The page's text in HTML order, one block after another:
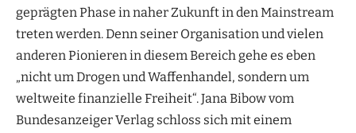
geprägten Phase in naher Zukunft in den Mainstream
treten werden. Denn seiner Organisation und vielen
anderen Pionieren in diesem Bereich gehe es eben
„nicht um Drogen und Waffenhandel, sondern um
weltweite finanzielle Freiheit“. Jana Bibow vom
Bundesanzeiger Verlag schloss sich mit einem